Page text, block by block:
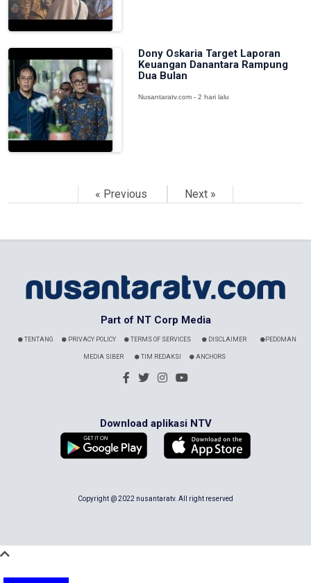
Dony Oskaria Target Laporan
Keuangan Danantara Rampung
Dua Bulan
Nusantaratv.com - 2 hari lalu
« Previous Next »
Part of NT Corp Media
TENTANG PRIVACY POLICY TERMS OF SERVICES DISCLAIMER PEDOMAN
MEDIA SIBER TIM REDAKSI ANCHORS
Download aplikasi NTV
Copyright @ 2022 nusantaratv. All right reserved